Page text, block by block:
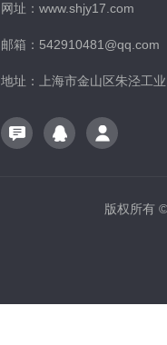
网址：www.shjy17.com
邮箱：542910481@qq.com
地址：上海市金山区朱泾工业
版权所有